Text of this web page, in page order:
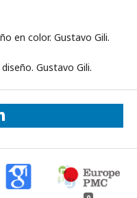
en color. Gustavo Gili.
Gustavo Gili.